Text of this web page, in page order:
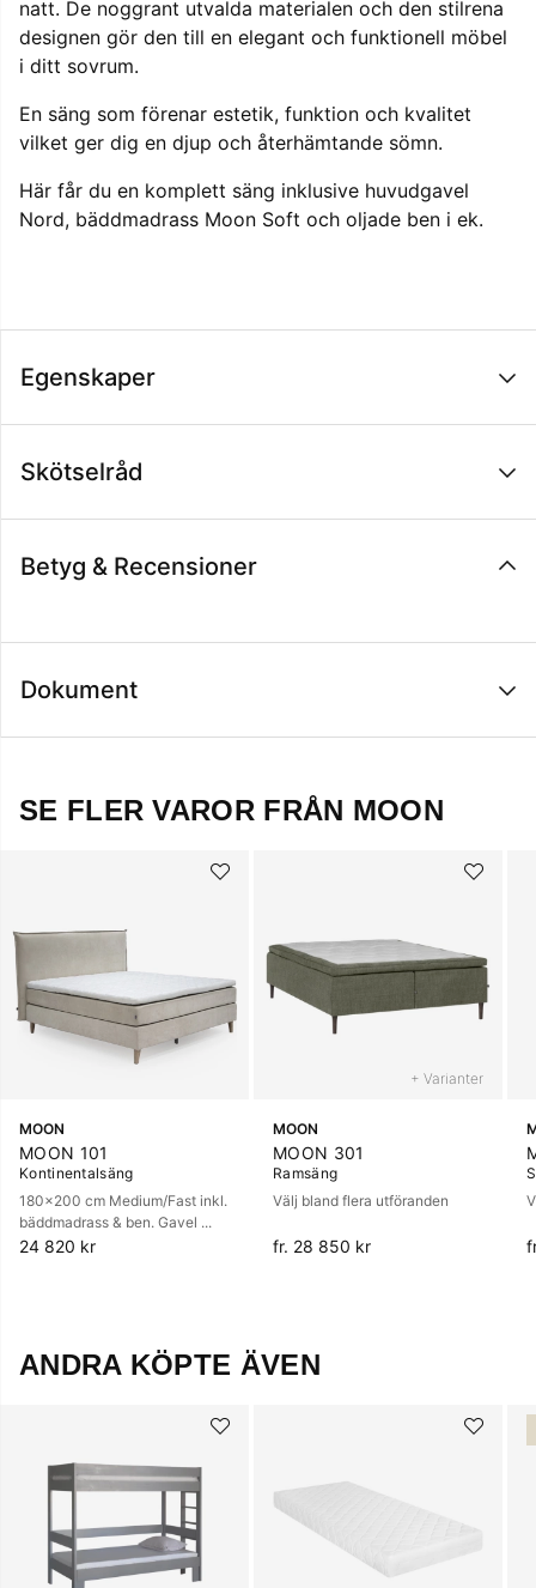
natt. De noggrant utvalda materialen och den stilrena
designen gör den till en elegant och funktionell möbel
i ditt sovrum.
En säng som förenar estetik, funktion och kvalitet
vilket ger dig en djup och återhämtande sömn.
Här får du en komplett säng inklusive huvudgavel
Nord, bäddmadrass Moon Soft och oljade ben i ek.
Egenskaper
Skötselråd
Betyg & Recensioner
Dokument
SE FLER VAROR FRÅN MOON
MOON
MOON 101
Kontinentalsäng
180x200 cm Medium/Fast inkl.
bäddmadrass & ben. Gavel ...
24 820 kr
+ Varianter
MOON
MOON 301
Ramsäng
Välj bland flera utföranden
fr. 28 850 kr
ANDRA KÖPTE ÄVEN